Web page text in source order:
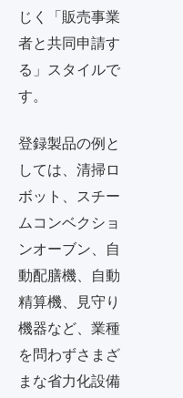
じく「販売事業
者と共同申請す
る」スタイルで
す。
登録製品の例と
しては、清掃ロ
ボット、スチー
ムコンベクショ
ンオーブン、自
動配膳機、自動
精算機、見守り
機器など、業種
を問わずさまざ
まな省力化設備